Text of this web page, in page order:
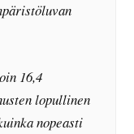
16,4
lopullinen
nopeasti